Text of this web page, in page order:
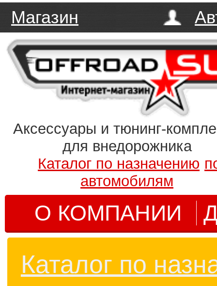
Магазин
Аксессуары и тюнинг-
для внедорожника
Каталог по назначению
автомобилям
О КОМПАНИИ
Каталог по